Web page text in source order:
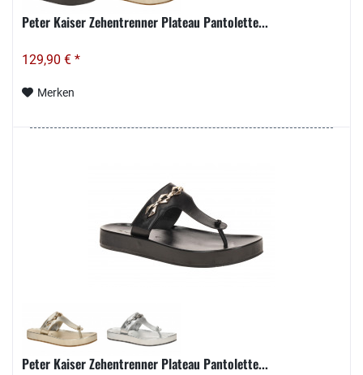
Peter Kaiser Zehentrenner Plateau Pantolette...
129,90 € *
Merken
Peter Kaiser Zehentrenner Plateau Pantolette...